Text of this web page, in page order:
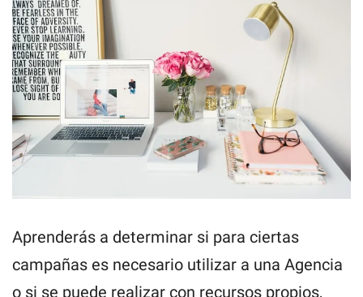
Aprenderás a determinar si para ciertas
campañas es necesario utilizar a una Agencia
o si se puede realizar con recursos propios,